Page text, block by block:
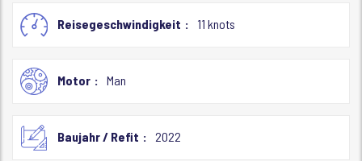
Reisegeschwindigkeit 11 knots
Motor Man
Baujahr / Refit 2022